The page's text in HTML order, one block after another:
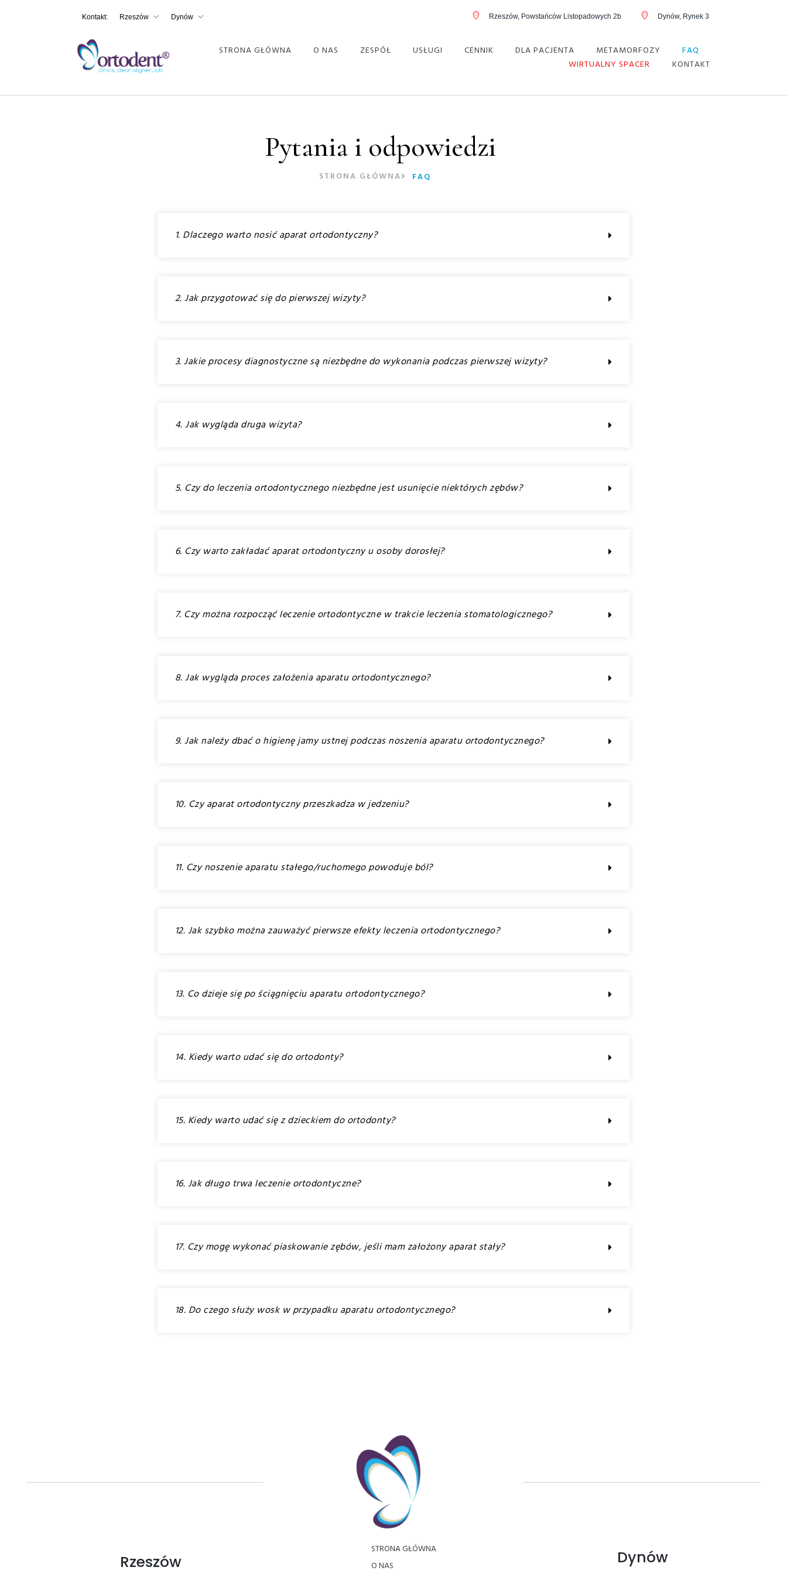
Kontakt: Rzeszów Dynów Rzeszów, Powstańców Listopadowych 2b Dynów, Rynek 3
Ortodent
STRONA GŁÓWNA O NAS ZESPÓŁ USŁUGI CENNIK DLA PACJENTA METAMORFOZY
FAQ
WIRTUALNY SPACER
KONTAKT
Pytania i odpowiedzi
STRONA GŁÓWNA FAQ
1. Dlaczego warto nosić aparat ortodontyczny?
2. Jak przygotować się do pierwszej wizyty?
3. Jakie procesy diagnostyczne są niezbędne do wykonania podczas pierwszej wizyty?
4. Jak wygląda druga wizyta?
5. Czy do leczenia ortodontycznego niezbędne jest usunięcie niektórych zębów?
6. Czy warto zakładać aparat ortodontyczny u osoby dorosłej?
7. Czy można rozpocząć leczenie ortodontyczne w trakcie leczenia stomatologicznego?
8. Jak wygląda proces założenia aparatu ortodontycznego?
9. Jak należy dbać o higienę jamy ustnej podczas noszenia aparatu ortodontycznego?
10. Czy aparat ortodontyczny przeszkadza w jedzeniu?
11. Czy noszenie aparatu stałego/ruchomego powoduje ból?
12. Jak szybko można zauważyć pierwsze efekty leczenia ortodontycznego?
13. Co dzieje się po ściągnięciu aparatu ortodontycznego?
14. Kiedy warto udać się do ortodonty?
15. Kiedy warto udać się z dzieckiem do ortodonty?
16. Jak długo trwa leczenie ortodontyczne?
17. Czy mogę wykonać piaskowanie zębów, jeśli mam założony aparat stały?
18. Do czego służy wosk w przypadku aparatu ortodontycznego?
Rzeszów
STRONA GŁÓWNA
O NAS
Dynów